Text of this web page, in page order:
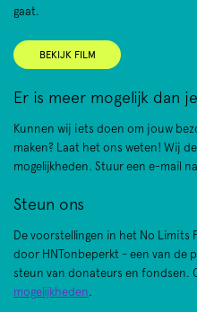
gaat.
BEKIJK FILM
Er is meer mogelijk dan
Kunnen wij iets doen om jouw
maken? Laat het ons weten! Wij
mogelijkheden. Stuur een e-mail
Steun ons
De voorstellingen in het No Limits
door HNTonbeperkt - een van de
steun van donateurs en fondsen.
mogelijkheden.